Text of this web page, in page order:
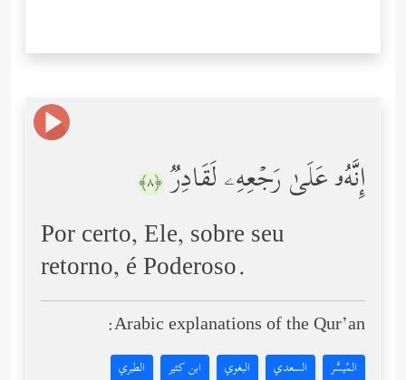
إِنَّهُۥ عَلَىٰ رَجۡعِهِۦ لَقَادِرࣱ ﴿٨﴾
Por certo, Ele, sobre seu
retorno, é Poderoso.
Arabic explanations of the Qur’an:
المُيسَّر السعدي البغوي ابن كثير الطبري